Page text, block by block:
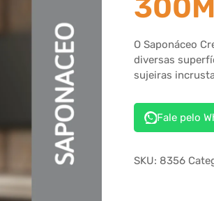
O Saponáceo
diversas
sujeiras
Fale pelo
SKU: 8356